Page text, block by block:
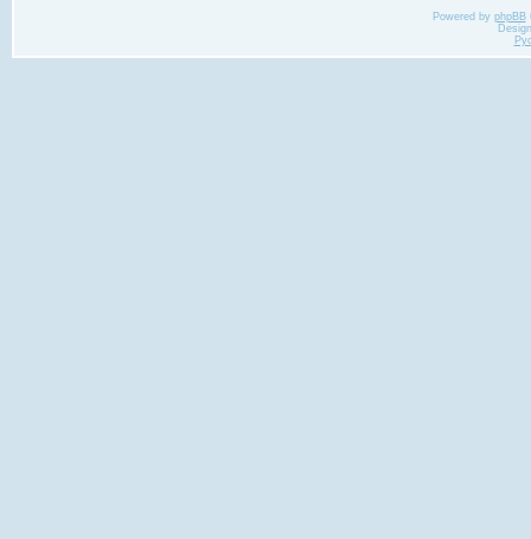
Powered by phpBB